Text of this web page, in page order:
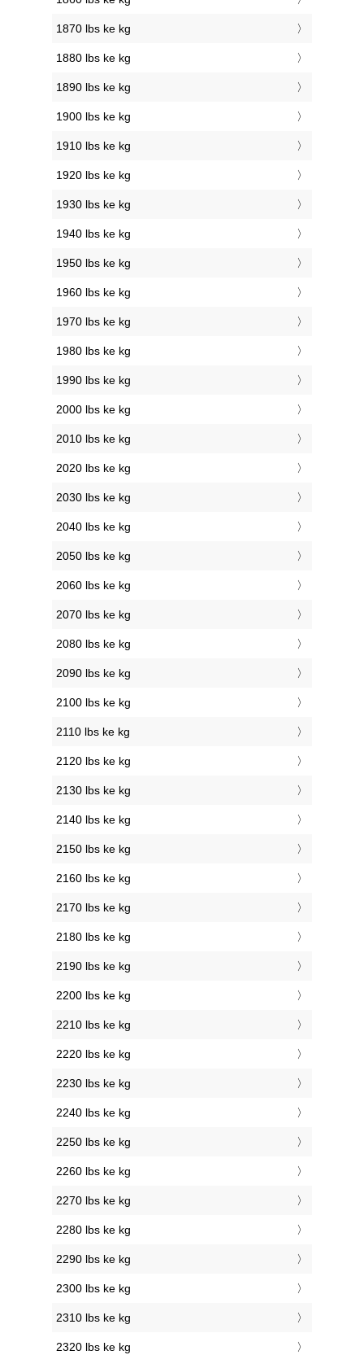
1870 lbs ke kg
1880 lbs ke kg
1890 lbs ke kg
1900 lbs ke kg
1910 lbs ke kg
1920 lbs ke kg
1930 lbs ke kg
1940 lbs ke kg
1950 lbs ke kg
1960 lbs ke kg
1970 lbs ke kg
1980 lbs ke kg
1990 lbs ke kg
2000 lbs ke kg
2010 lbs ke kg
2020 lbs ke kg
2030 lbs ke kg
2040 lbs ke kg
2050 lbs ke kg
2060 lbs ke kg
2070 lbs ke kg
2080 lbs ke kg
2090 lbs ke kg
2100 lbs ke kg
2110 lbs ke kg
2120 lbs ke kg
2130 lbs ke kg
2140 lbs ke kg
2150 lbs ke kg
2160 lbs ke kg
2170 lbs ke kg
2180 lbs ke kg
2190 lbs ke kg
2200 lbs ke kg
2210 lbs ke kg
2220 lbs ke kg
2230 lbs ke kg
2240 lbs ke kg
2250 lbs ke kg
2260 lbs ke kg
2270 lbs ke kg
2280 lbs ke kg
2290 lbs ke kg
2300 lbs ke kg
2310 lbs ke kg
2320 lbs ke kg